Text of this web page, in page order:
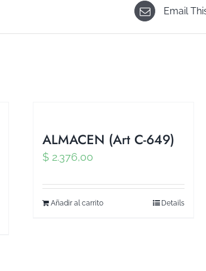
Email
ALMACEN (Art C-649)
$ 2.376,00
Añadir al carrito Details